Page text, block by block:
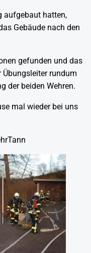
aufgebaut hatten,
Gebäude nach den
gefunden und das
Übungsleiter rundum
der beiden Wehren.
mal wieder bei uns